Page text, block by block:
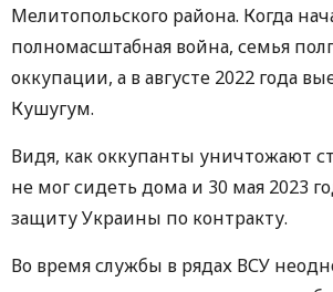
Мелитопольского района. Когда
полномасштабная война, семья
оккупации, а в августе 2022 года
Кушугум.
Видя, как оккупанты уничтожают
не мог сидеть дома и 30 мая 2023
защиту Украины по контракту.
Во время службы в рядах ВСУ